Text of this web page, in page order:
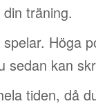
träning.
Höga
sedan kan
tiden, då